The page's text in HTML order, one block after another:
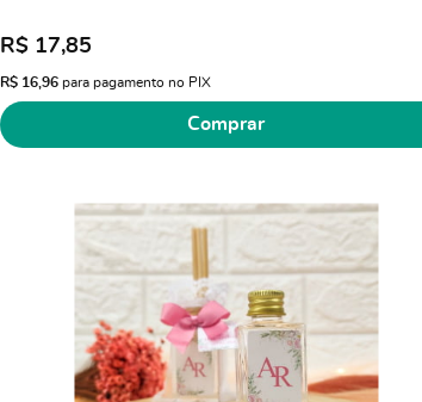
R$ 17,85
R$ 16,96para pagamento no PIX
Comprar